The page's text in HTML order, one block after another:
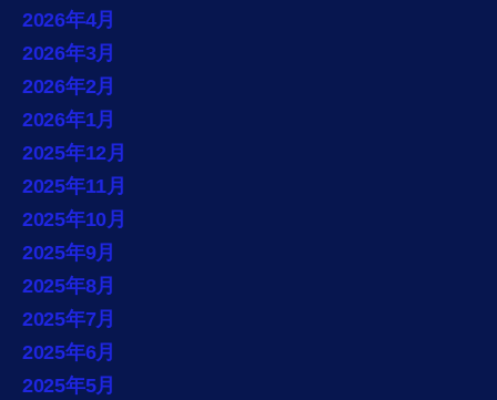
2026年4月
2026年3月
2026年2月
2026年1月
2025年12月
2025年11月
2025年10月
2025年9月
2025年8月
2025年7月
2025年6月
2025年5月